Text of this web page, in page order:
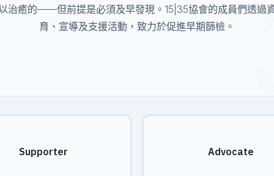
治癒的——但前提是必須及早發現。15|35協會的成員們透過
育、宣導及支援活動，致力於促進早期篩檢。